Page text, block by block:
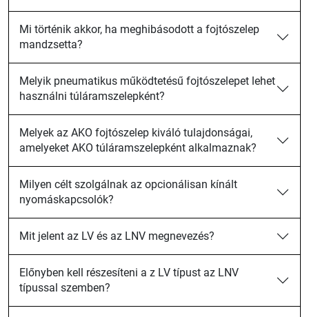
Mi történik akkor, ha meghibásodott a fojtószelep
mandzsetta?
Melyik pneumatikus működtetésű fojtószelepet lehet
használni túláramszelepként?
Melyek az AKO fojtószelep kiváló tulajdonságai,
amelyeket AKO túláramszelepként alkalmaznak?
Milyen célt szolgálnak az opcionálisan kínált
nyomáskapcsolók?
Mit jelent az LV és az LNV megnevezés?
Előnyben kell részesíteni a z LV típust az LNV
típussal szemben?